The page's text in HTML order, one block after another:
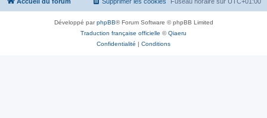
Développé parphpBB® Forum Software © phpBB Limited
Traduction française officielle ©Qiaeru
Confidentialité | Conditions